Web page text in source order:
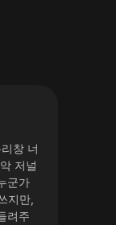
창 너
저널
군가
지만,
려주